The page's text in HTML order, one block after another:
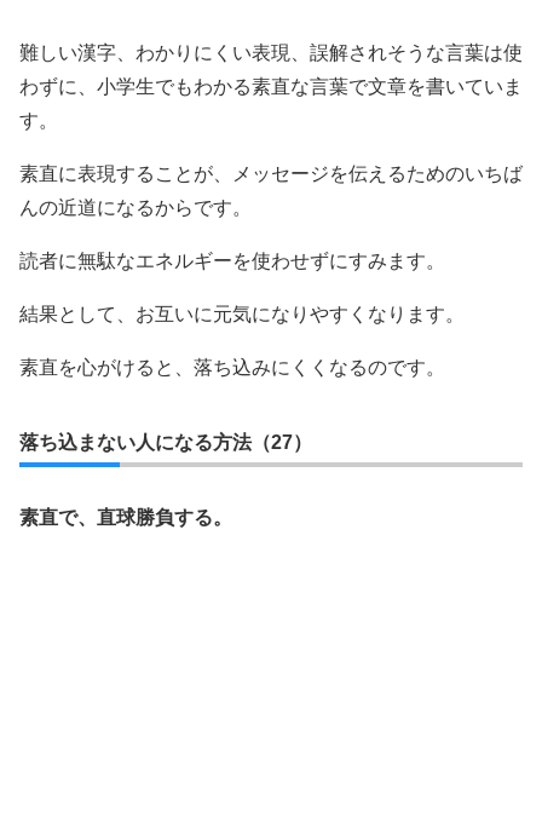
難しい漢字、わかりにくい表現、誤解されそうな言葉は使
わずに、小学生でもわかる素直な言葉で文章を書いていま
す。
素直に表現することが、メッセージを伝えるためのいちば
んの近道になるからです。
読者に無駄なエネルギーを使わせずにすみます。
結果として、お互いに元気になりやすくなります。
素直を心がけると、落ち込みにくくなるのです。
落ち込まない人になる方法（27）
素直で、直球勝負する。